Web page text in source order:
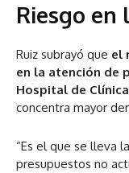
Riesgo en
Ruiz subrayó que el
en la atención de
Hospital de
concentra mayor
“Es el que se lleva
presupuestos no